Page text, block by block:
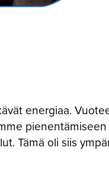
energiaa.
Tämä oli siis